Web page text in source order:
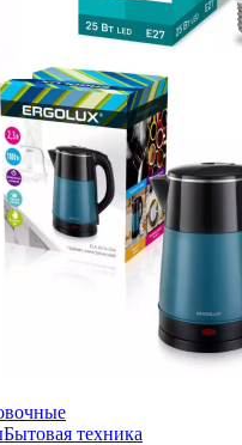
Бытовая техника